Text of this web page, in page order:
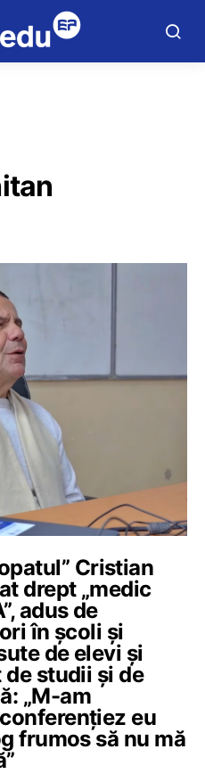
Cristian
drept „medic
adus de
în școli și
de elevi și
studii și de
„M-am
eu
frumos să nu mă